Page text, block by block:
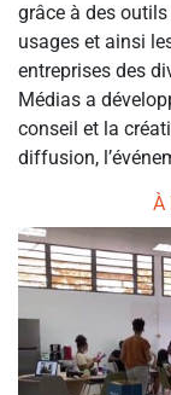
grâce à des
usages et ainsi
entreprises des
Médias a
conseil et la
diffusion,
À